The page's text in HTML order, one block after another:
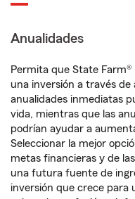
Anualidades
Permita que State
una inversión a través de
anualidades inmediatas
vida, mientras que las
podrían ayudar a
Seleccionar la mejor
metas financieras y de
una futura fuente de
inversión que crece para